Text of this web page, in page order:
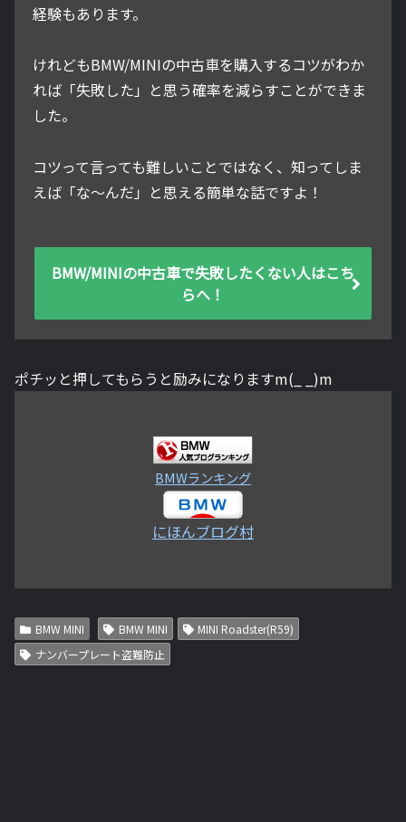
経験もあります。
けれどもBMW/MINIの中古車を購入するコツがわか
れば「失敗した」と思う確率を減らすことができま
した。
コツって言っても難しいことではなく、知ってしま
えば「な～んだ」と思える簡単な話ですよ！
BMW/MINIの中古車で失敗したくない人はこち
らへ！
ポチッと押してもらうと励みになりますm(_ _)m
BMWランキング
にほんブログ村
BMW MINI BMW MINI
MINI Roadster(R59)
ナンバープレート盗難防止